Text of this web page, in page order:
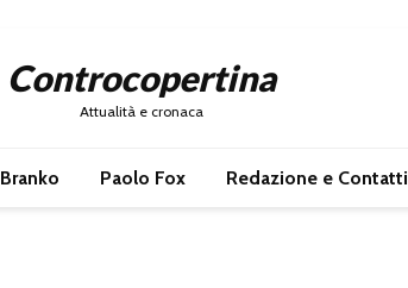
Controcopertina
Attualità e cronaca
Branko Paolo Fox Redazione e Contatti